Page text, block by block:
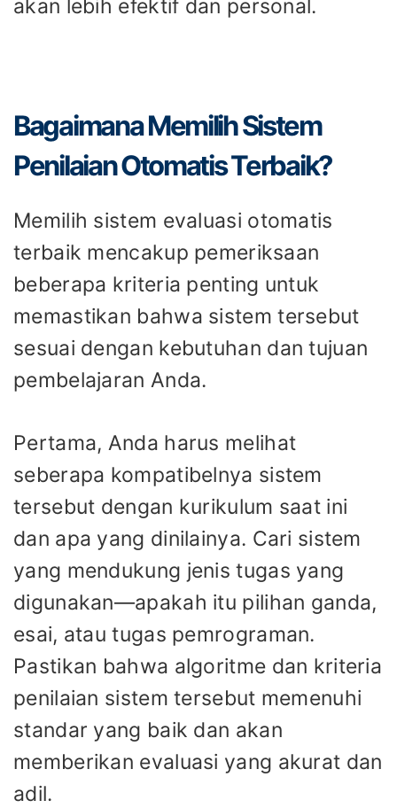
akan lebih efektif dan personal.
Bagaimana Memilih Sistem
Penilaian Otomatis Terbaik?
Memilih sistem evaluasi otomatis
terbaik mencakup pemeriksaan
beberapa kriteria penting untuk
memastikan bahwa sistem tersebut
sesuai dengan kebutuhan dan tujuan
pembelajaran Anda.
Pertama, Anda harus melihat
seberapa kompatibelnya sistem
tersebut dengan kurikulum saat ini
dan apa yang dinilainya. Cari sistem
yang mendukung jenis tugas yang
digunakan—apakah itu pilihan ganda,
esai, atau tugas pemrograman.
Pastikan bahwa algoritme dan kriteria
penilaian sistem tersebut memenuhi
standar yang baik dan akan
memberikan evaluasi yang akurat dan
adil.